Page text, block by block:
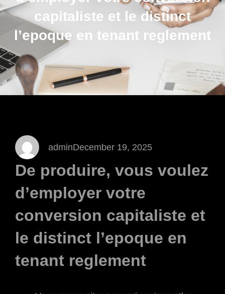
capitaliste et le distinct
l’epoque en tenant reglement
adminDecember 19, 2025
De produire, vous voulez
d’employer votre
conversion capitaliste et
le distinct l’epoque en
tenant reglement